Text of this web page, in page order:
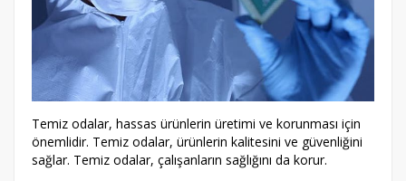
Temiz odalar, hassas ürünlerin üretimi ve korunması için
önemlidir. Temiz odalar, ürünlerin kalitesini ve güvenliğini
sağlar. Temiz odalar, çalışanların sağlığını da korur.